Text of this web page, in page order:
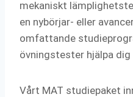
mekaniskt
en nybörjar- eller
omfattande
övningstester hjälpa
Vårt MAT studiepaket